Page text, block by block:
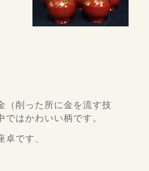
削った所に金を流す技
はかわいい柄です。
です、